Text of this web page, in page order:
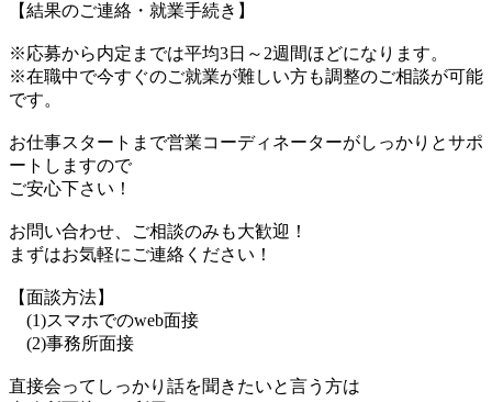
【結果のご連絡・就業手続き】
※応募から内定までは平均3日～2週間ほどになります。
※在職中で今すぐのご就業が難しい方も調整のご相談が可能
です。
お仕事スタートまで営業コーディネーターがしっかりとサポ
ートしますので
ご安心下さい！
お問い合わせ、ご相談のみも大歓迎！
まずはお気軽にご連絡ください！
【面談方法】
(1)スマホでのweb面接
(2)事務所面接
直接会ってしっかり話を聞きたいと言う方は